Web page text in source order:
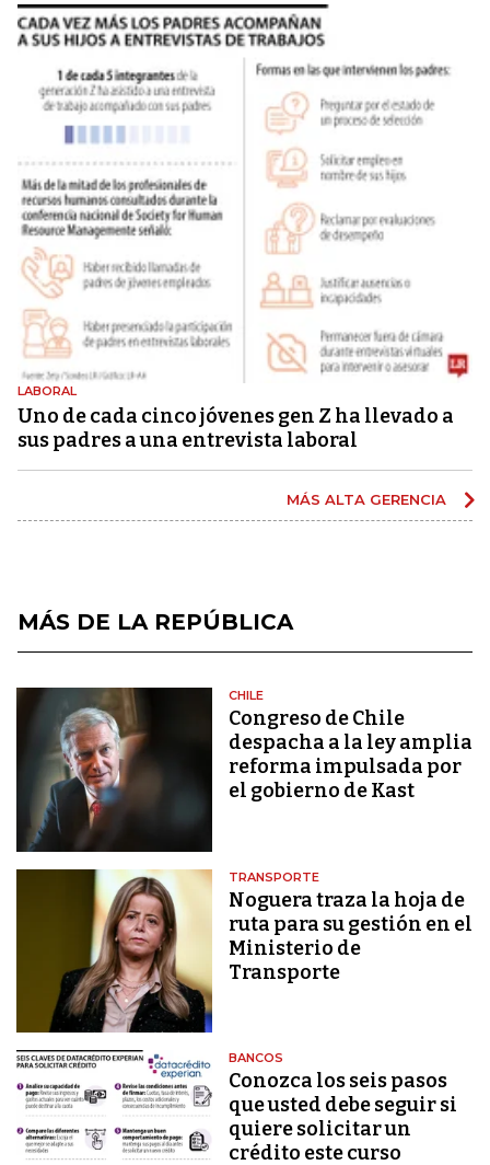
LABORAL
Uno de cada cinco jóvenes gen Z ha llevado a
sus padres a una entrevista laboral
MÁS ALTA GERENCIA
MÁS DE LA REPÚBLICA
CHILE
Congreso de Chile
despacha a la ley amplia
reforma impulsada por
el gobierno de Kast
TRANSPORTE
Noguera traza la hoja de
ruta para su gestión en el
Ministerio de
Transporte
BANCOS
Conozca los seis pasos
que usted debe seguir si
quiere solicitar un
crédito este curso